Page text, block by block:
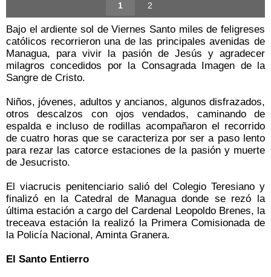
1 2
Bajo el ardiente sol de Viernes Santo miles de feligreses
católicos recorrieron una de las principales avenidas de
Managua, para vivir la pasión de Jesús y agradecer
milagros concedidos por la Consagrada Imagen de la
Sangre de Cristo.
Niños, jóvenes, adultos y ancianos, algunos disfrazados,
otros descalzos con ojos vendados, caminando de
espalda e incluso de rodillas acompañaron el recorrido
de cuatro horas que se caracteriza por ser a paso lento
para rezar las catorce estaciones de la pasión y muerte
de Jesucristo.
El viacrucis penitenciario salió del Colegio Teresiano y
finalizó en la Catedral de Managua donde se rezó la
última estación a cargo del Cardenal Leopoldo Brenes, la
treceava estación la realizó la Primera Comisionada de
la Policía Nacional, Aminta Granera.
El Santo Entierro